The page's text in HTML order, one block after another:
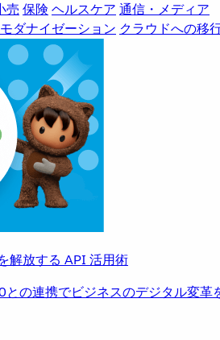
売 保険 ヘルスケア 通信・メディア
ダナイゼーション クラウドへの移
解放する API 活用術
の連携でビジネスのデジタル変革